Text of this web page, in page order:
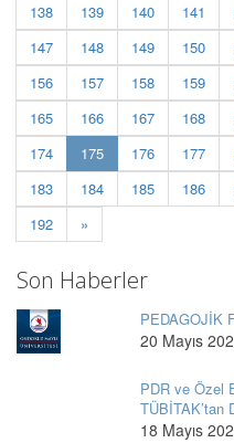
138
139 140 141
147
148 149 150
156
157 158 159
165
166 167 168
174
175(current)
176 177
183
184 185 186
192
»
Son Haberler
PEDAGOJİK
20 Mayıs
PDR ve Özel
TÜBİTAK’tan
18 Mayıs